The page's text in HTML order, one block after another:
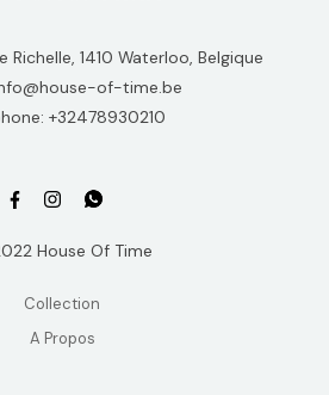
Richelle, 1410 Waterloo, Belgique
of-time.be
+32478930210
House Of Time
Collection
A Propos